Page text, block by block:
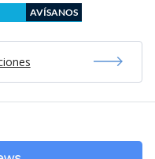
AVÍSANOS